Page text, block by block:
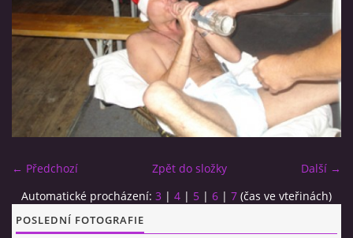
VIDLÁCKÝ VÍCEBOJ 2020 - ČLÁNEK Z ROZDROJOVICKÉ
DRBNY 4/2020
VIDLÁCKÝ VÍCEBOJ 2020 - VIDEO
CO SI U NÁS DÁTE?
← Předchozí Další →
Zpět do složky
Automatické procházení: 3 | 4 | 5 | 6 | 7 (čas ve vteřinách)
POSLEDNÍ FOTOGRAFIE